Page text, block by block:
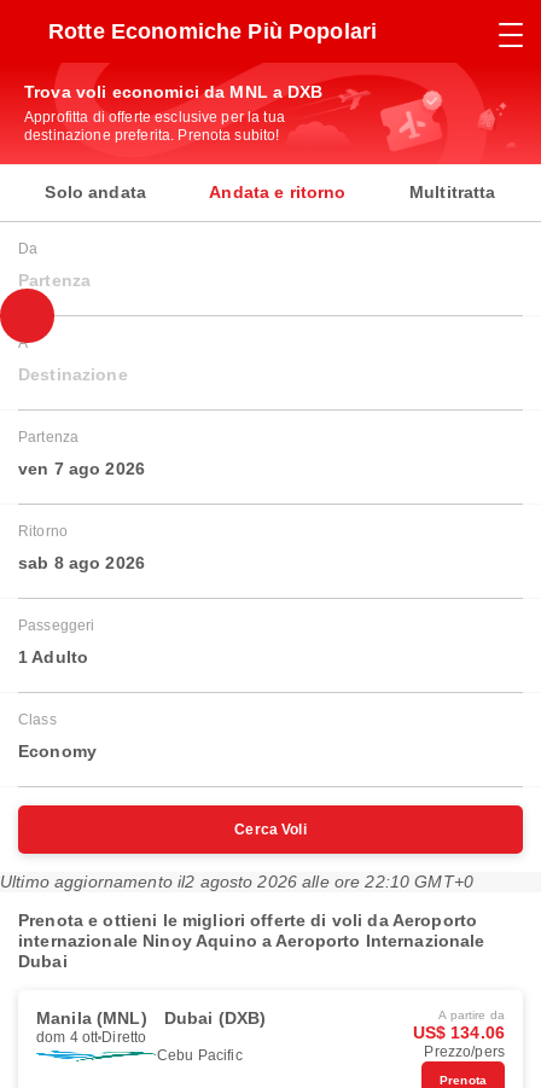
Rotte Economiche Più Popolari
Trova voli economici da MNL a DXB
Approfitta di offerte esclusive per la tua
destinazione preferita. Prenota subito!
Solo andata Andata e ritorno Multitratta
Da
Partenza
A
Destinazione
Partenza
ven 7 ago 2026
Ritorno
sab 8 ago 2026
Passeggeri
1 Adulto
Class
Economy
Cerca Voli
Ultimo aggiornamento il2 agosto 2026 alle ore 22:10 GMT+0
Prenota e ottieni le migliori offerte di voli da Aeroporto
internazionale Ninoy Aquino a Aeroporto Internazionale
Dubai
Manila (MNL) Dubai (DXB)
dom 4 ott Diretto
Cebu Pacific
A partire da
US$ 134.06
Prezzo/pers
Prenota